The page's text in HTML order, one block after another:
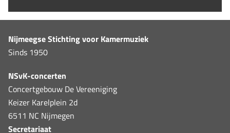
Nijmeegse Stichting voor Kamermuziek
Sinds 1950
NSvK-concerten
Concertgebouw De Vereeniging
Keizer Karelplein 2d
6511 NC Nijmegen
Secretariaat